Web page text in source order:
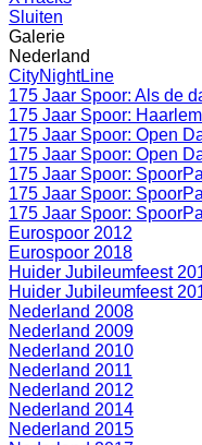
Sluiten
Galerie
Nederland
CityNightLine
175 Jaar Spoor: Als de
175 Jaar Spoor:
175 Jaar Spoor: Open
175 Jaar Spoor: Open
175 Jaar Spoor:
175 Jaar Spoor:
175 Jaar Spoor:
Eurospoor 2012
Eurospoor 2018
Huider Jubileumfeest
Huider Jubileumfeest
Nederland 2008
Nederland 2009
Nederland 2010
Nederland 2011
Nederland 2012
Nederland 2014
Nederland 2015